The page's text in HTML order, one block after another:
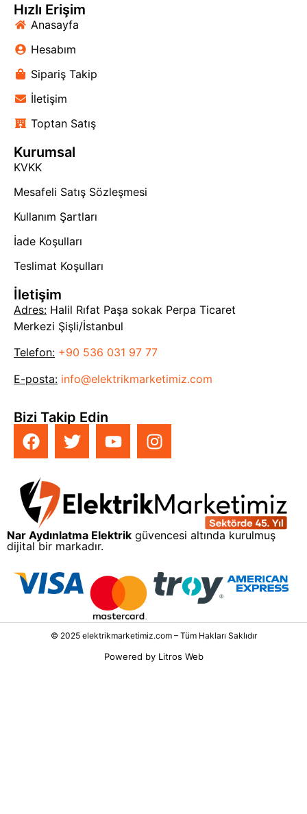
Hızlı Erişim
Anasayfa
Hesabım
Sipariş Takip
İletişim
Toptan Satış
Kurumsal
KVKK
Mesafeli Satış Sözleşmesi
Kullanım Şartları
İade Koşulları
Teslimat Koşulları
İletişim
Adres: Halil Rıfat Paşa sokak Perpa Ticaret
Merkezi Şişli/İstanbul
Telefon: +90 536 031 97 77
E-posta: info@elektrikmarketimiz.com
Bizi Takip Edin
Nar Aydınlatma Elektrik güvencesi altında kurulmuş
dijital bir markadır.
© 2025 elektrikmarketimiz.com – Tüm Hakları Saklıdır
Powered by Litros Web